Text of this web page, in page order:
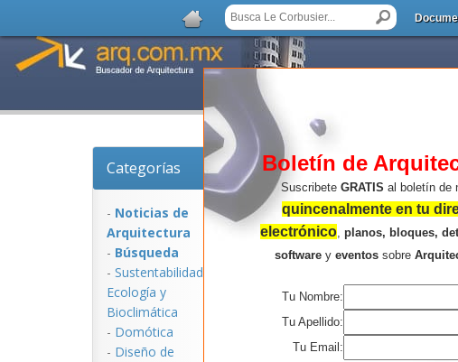
Categorías
- Noticias de
Arquitectura
- Búsqueda
- Sustentabilidad,
Ecologí­a y
Bioclimática
- Domótica
- Diseño de
Noticias de Arquitectura : El
Boletín de
Suscribete GRATIS al boletín de
quincenalmente en tu
electrónico, planos, bloques,
softwarey eventossobre
Tu Nombre:
Tu Apellido:
Tu Email: